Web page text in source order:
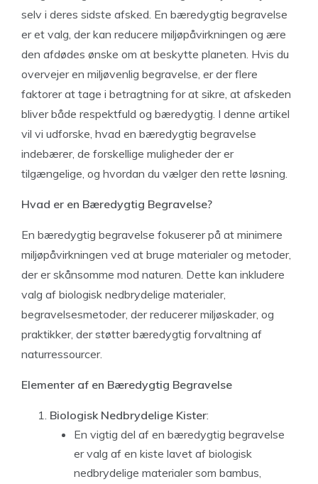
selv i deres sidste afsked. En bæredygtig begravelse
er et valg, der kan reducere miljøpåvirkningen og ære
den afdødes ønske om at beskytte planeten. Hvis du
overvejer en miljøvenlig begravelse, er der flere
faktorer at tage i betragtning for at sikre, at afskeden
bliver både respektfuld og bæredygtig. I denne artikel
vil vi udforske, hvad en bæredygtig begravelse
indebærer, de forskellige muligheder der er
tilgængelige, og hvordan du vælger den rette løsning.
Hvad er en Bæredygtig Begravelse?
En bæredygtig begravelse fokuserer på at minimere
miljøpåvirkningen ved at bruge materialer og metoder,
der er skånsomme mod naturen. Dette kan inkludere
valg af biologisk nedbrydelige materialer,
begravelsesmetoder, der reducerer miljøskader, og
praktikker, der støtter bæredygtig forvaltning af
naturressourcer.
Elementer af en Bæredygtig Begravelse
Biologisk Nedbrydelige Kister:
En vigtig del af en bæredygtig begravelse
er valg af en kiste lavet af biologisk
nedbrydelige materialer som bambus,